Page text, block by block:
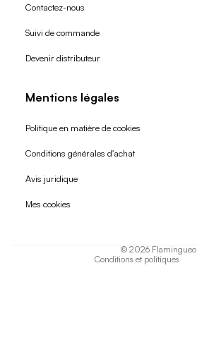
Contactez-nous
Suivi de commande
Devenir distributeur
Mentions légales
Politique en matière de cookies
Conditions générales d'achat
Avis juridique
Mes cookies
© 2026 Flamingueo
Conditions et politiques
Politique de remboursement